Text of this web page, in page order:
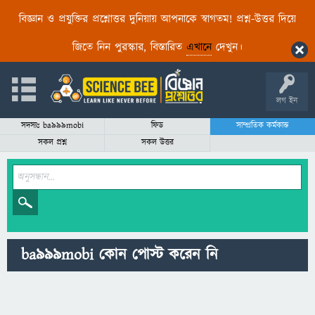
বিজ্ঞান ও প্রযুক্তির প্রশ্নোত্তর দুনিয়ায় আপনাকে স্বাগতম! প্রশ্ন-উত্তর দিয়ে
জিতে নিন পুরস্কার, বিস্তারিত এখানেদেখুন।
লগ ইন
সদস্যঃ ba999mobi ফিড
সাম্প্রতিক কর্মকান্ড
সকল প্রশ্ন
সকল উত্তর
ba999mobi কোন পোস্ট করেন নি